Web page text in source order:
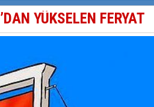
POLİTİKALARINI ÖVEN DİYANET
URUMÇİ KATLİAMI MESAJİ : 05.07.2009
YÜKSELEN FERYAT